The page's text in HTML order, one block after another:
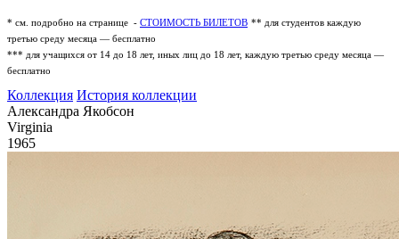
* см. подробно на странице - СТОИМОСТЬ БИЛЕТОВ ** для студентов каждую
третью среду месяца — бесплатно
*** для учащихся от 14 до 18 лет, иных лиц до 18 лет, каждую третью среду месяца —
бесплатно
Коллекция История коллекции
Александра Якобсон
Virginia
1965